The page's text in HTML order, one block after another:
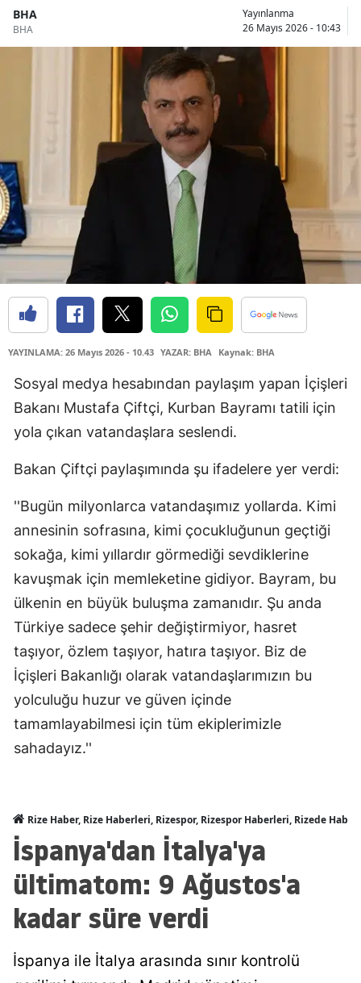
BHA
BHA
Yayınlanma
26 Mayıs 2026 - 10:43
YAYINLAMA: 26 Mayıs 2026 - 10.43 YAZAR: BHA Kaynak: BHA
Sosyal medya hesabından paylaşım yapan İçişleri
Bakanı Mustafa Çiftçi, Kurban Bayramı tatili için
yola çıkan vatandaşlara seslendi.
Bakan Çiftçi paylaşımında şu ifadelere yer verdi:
''Bugün milyonlarca vatandaşımız yollarda. Kimi
annesinin sofrasına, kimi çocukluğunun geçtiği
sokağa, kimi yıllardır görmediği sevdiklerine
kavuşmak için memleketine gidiyor. Bayram, bu
ülkenin en büyük buluşma zamanıdır. Şu anda
Türkiye sadece şehir değiştirmiyor, hasret
taşıyor, özlem taşıyor, hatıra taşıyor. Biz de
İçişleri Bakanlığı olarak vatandaşlarımızın bu
yolculuğu huzur ve güven içinde
tamamlayabilmesi için tüm ekiplerimizle
sahadayız.''
Rize Haber, Rize Haberleri, Rizespor, Rizespor Haberleri, Rizede
İspanya'dan İtalya'ya
ültimatom: 9 Ağustos'a
kadar süre verdi
İspanya ile İtalya arasında sınır kontrolü